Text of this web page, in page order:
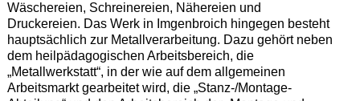
Wäschereien, Schreinereien, Nähereien und
Druckereien. Das Werk in Imgenbroich hingegen besteht
hauptsächlich zur Metallverarbeitung. Dazu gehört neben
dem heilpädagogischen Arbeitsbereich, die
„Metallwerkstatt“, in der wie auf dem allgemeinen
Arbeitsmarkt gearbeitet wird, die „Stanz-/Montage-